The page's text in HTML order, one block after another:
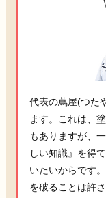
代表の蔦屋(つた
ます。これは、
もありますが、
しい知識』を得
いたいからです
を破ることは許